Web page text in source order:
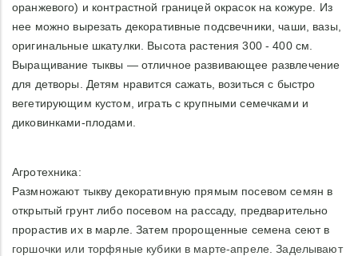
оранжевого) и контрастной границей окрасок на кожуре. Из
нее можно вырезать декоративные подсвечники, чаши, вазы,
оригинальные шкатулки. Высота растения 300 - 400 см.
Выращивание тыквы — отличное развивающее развлечение
для детворы. Детям нравится сажать, возиться с быстро
вегетирующим кустом, играть с крупными семечками и
диковинками-плодами.
Агротехника:
Размножают тыкву декоративную прямым посевом семян в
открытый грунт либо посевом на рассаду, предварительно
прорастив их в марле. Затем пророщенные семена сеют в
горшочки или торфяные кубики в марте-апреле. Заделывают